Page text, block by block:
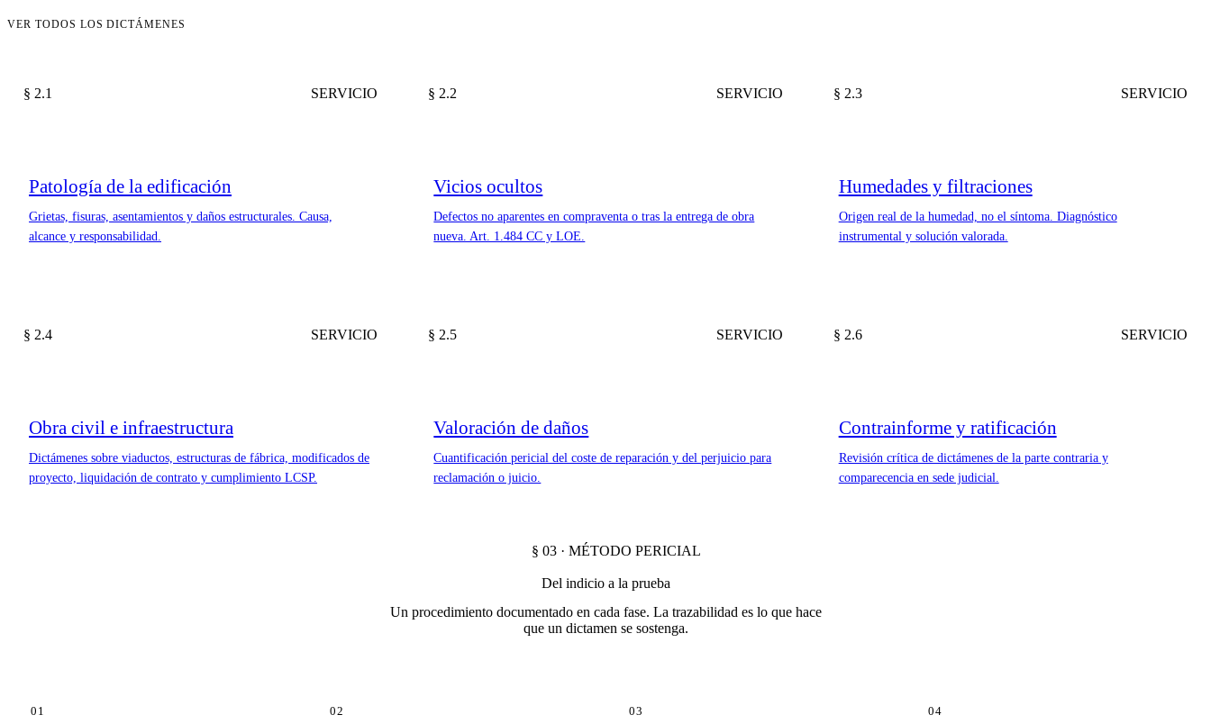
VER TODOS LOS DICTÁMENES
§ 2.1 SERVICIO
Patología de la edificación
Grietas, fisuras, asentamientos y daños estructurales. Causa,
alcance y responsabilidad.
§ 2.2 SERVICIO
Vicios ocultos
Defectos no aparentes en compraventa o tras la entrega de obra
nueva. Art. 1.484 CC y LOE.
§ 2.3 SERVICIO
Humedades y filtraciones
Origen real de la humedad, no el síntoma. Diagnóstico
instrumental y solución valorada.
§ 2.4 SERVICIO
Obra civil e infraestructura
Dictámenes sobre viaductos, estructuras de fábrica, modificados de
proyecto, liquidación de contrato y cumplimiento LCSP.
§ 2.5 SERVICIO
Valoración de daños
Cuantificación pericial del coste de reparación y del perjuicio para
reclamación o juicio.
§ 2.6 SERVICIO
Contrainforme y ratificación
Revisión crítica de dictámenes de la parte contraria y
comparecencia en sede judicial.
§ 03 · MÉTODO PERICIAL
Del indicio a la prueba
Un procedimiento documentado en cada fase. La trazabilidad es lo que hace
que un dictamen se sostenga.
01 02 03 04